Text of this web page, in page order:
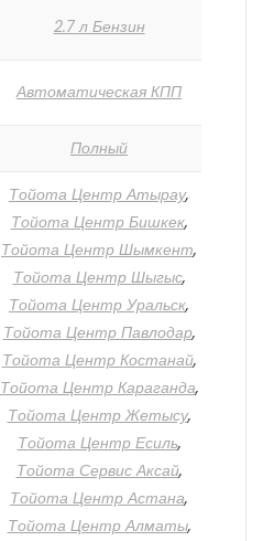
2.7 л Бензин
Автоматическая КПП
Полный
Тойота Центр Атырау,
Тойота Центр Бишкек,
Тойота Центр Шымкент,
Тойота Центр Шыгыс,
Тойота Центр Уральск,
Тойота Центр Павлодар,
Тойота Центр Костанай,
Тойота Центр Караганда,
Тойота Центр Жетысу,
Тойота Центр Есиль,
Тойота Сервис Аксай,
Тойота Центр Астана,
Тойота Центр Алматы,